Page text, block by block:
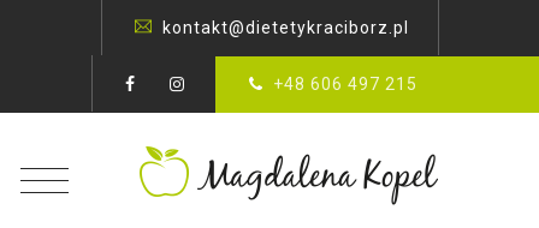
kontakt@dietetykraciborz.pl
+48 606 497 215